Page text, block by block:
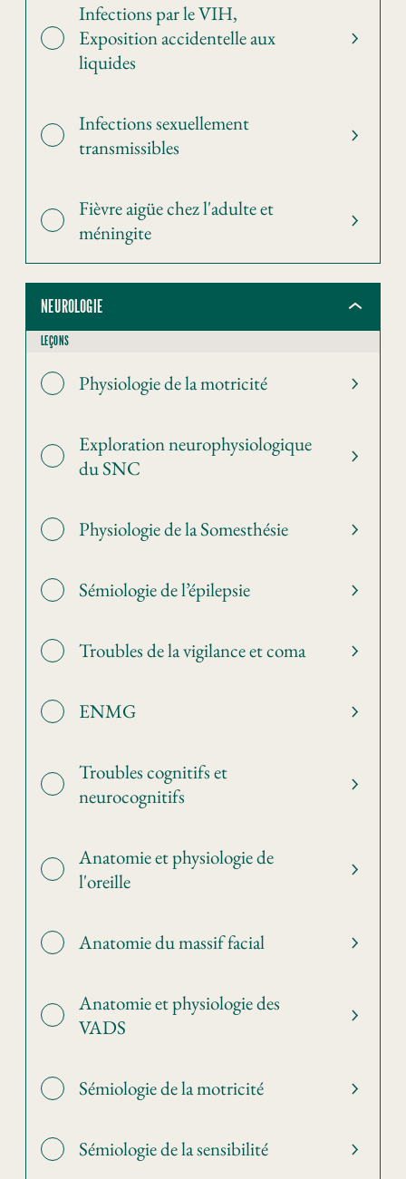
Infections par le VIH,
Exposition accidentelle aux
liquides
Infections sexuellement
transmissibles
Fièvre aigüe chez l'adulte et
méningite
NEUROLOGIE
LEÇONS
Physiologie de la motricité
Exploration neurophysiologique
du SNC
Physiologie de la Somesthésie
Sémiologie de l’épilepsie
Troubles de la vigilance et coma
ENMG
Troubles cognitifs et
neurocognitifs
Anatomie et physiologie de
l'oreille
Anatomie du massif facial
Anatomie et physiologie des
VADS
Sémiologie de la motricité
Sémiologie de la sensibilité